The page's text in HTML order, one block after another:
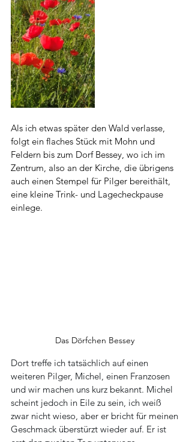
Als ich etwas später den Wald verlasse,
folgt ein flaches Stück mit Mohn und
Feldern bis zum Dorf Bessey, wo ich im
Zentrum, also an der Kirche, die übrigens
auch einen Stempel für Pilger bereithält,
eine kleine Trink- und Lagecheckpause
einlege.
Das Dörfchen Bessey
Dort treffe ich tatsächlich auf einen
weiteren Pilger, Michel, einen Franzosen
und wir machen uns kurz bekannt. Michel
scheint jedoch in Eile zu sein, ich weiß
zwar nicht wieso, aber er bricht für meinen
Geschmack überstürzt wieder auf. Er ist